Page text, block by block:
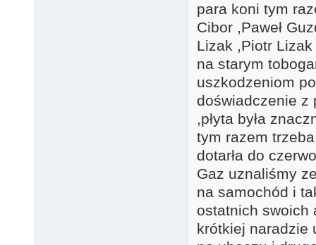
para koni tym
Cibor ,Paweł
Lizak ,Piotr
na starym
uszkodzeniom
doświadczenie z
,płyta była
tym razem
dotarła do
Gaz uznaliśmy
na samochód i
ostatnich swoich
krótkiej naradzie